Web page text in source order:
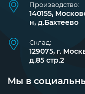
Производство:
140155,
н, д.Бахтеево
Склад:
129075, г.
д.85 стр.2
Мы в